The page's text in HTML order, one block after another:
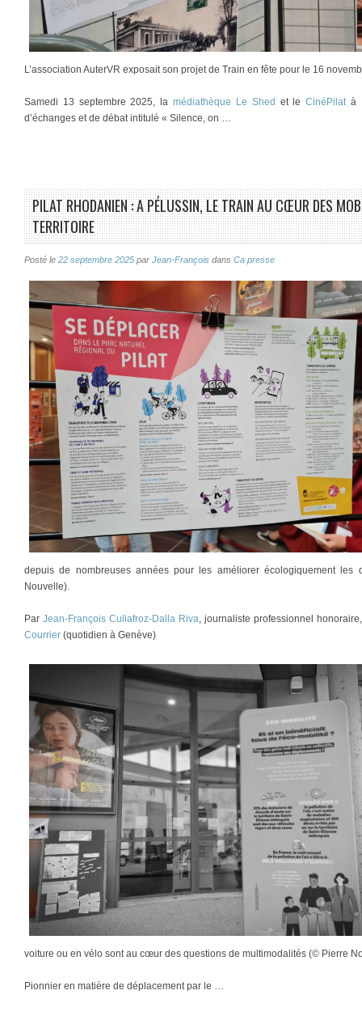
L’association AuterVR exposait son projet de Train en fête pour le 16
Samedi 13 septembre 2025, lamédiathèque Le Shed et le CinéPilatà
d’échanges et de débat intitulé « Silence, on …
PILAT RHODANIEN : A PÉLUSSIN, LE TRAIN AU CŒUR DES
TERRITOIRE
Posté le 22 septembre 2025 par Jean-François dans Ca presse
depuis de nombreuses années pour les améliorer écologiquement les
Nouvelle).
Par Jean-François Cullafroz-Dalla Riva, journaliste professionnel
Courrier (quotidien à Genève)
voiture ou en vélo sont au cœur des questions de multimodalités (© Pierre
Pionnier en matière de déplacement par le …